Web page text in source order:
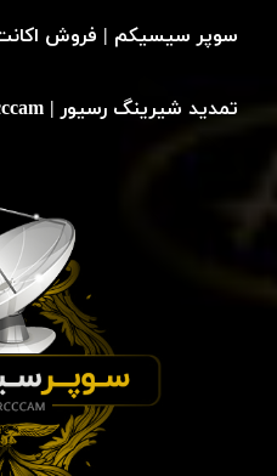
سوپر سیسیکم | فروش
تمدید شیرینگ رسیور | cccam